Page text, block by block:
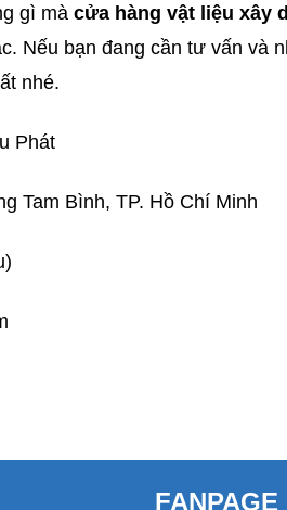
gì mà cửa hàng vật liệu xây
Nếu bạn đang cần tư vấn và
nhé.
Phát
Tam Bình, TP. Hồ Chí Minh